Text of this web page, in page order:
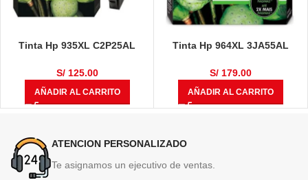
Tinta Hp 935XL C2P25AL
S/125.00
AÑADIR AL CARRITO
Tinta Hp 964XL 3JA55AL
9010, 9016, 9018, 9020
S/179.00
AÑADIR AL CARRITO
ATENCION PERSONALIZADO
Te asignamos un ejecutivo de ventas.